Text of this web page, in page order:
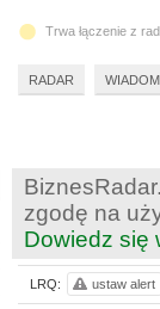
zgodę na
Dowiedz się
LRQ: ustaw alert
Trwa łączenie z
RADAR